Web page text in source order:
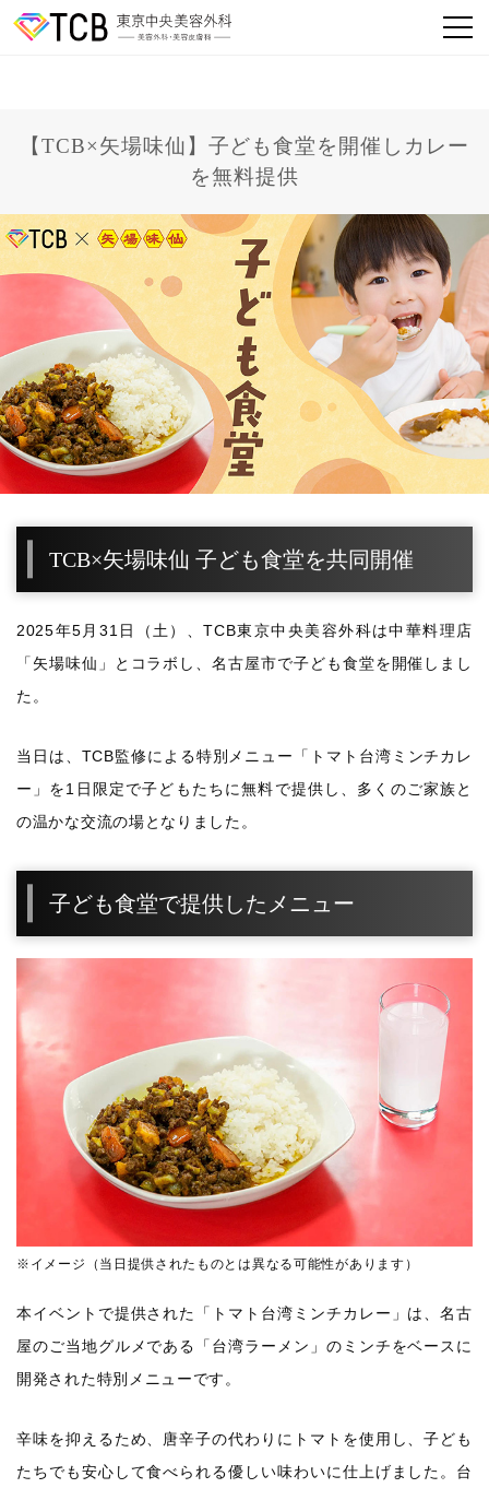
【TCB×矢場味仙】子ども食堂を開催しカレー
を無料提供
TCB×矢場味仙 子ども食堂を共同開催
2025年5月31日（土）、TCB東京中央美容外科は中華料理店
「矢場味仙」とコラボし、名古屋市で子ども食堂を開催しまし
た。
当日は、TCB監修による特別メニュー「トマト台湾ミンチカレ
ー」を1日限定で子どもたちに無料で提供し、多くのご家族と
の温かな交流の場となりました。
子ども食堂で提供したメニュー
※イメージ（当日提供されたものとは異なる可能性があります）
本イベントで提供された「トマト台湾ミンチカレー」は、名古
屋のご当地グルメである「台湾ラーメン」のミンチをベースに
開発された特別メニューです。
辛味を抑えるため、唐辛子の代わりにトマトを使用し、子ども
たちでも安心して食べられる優しい味わいに仕上げました。台